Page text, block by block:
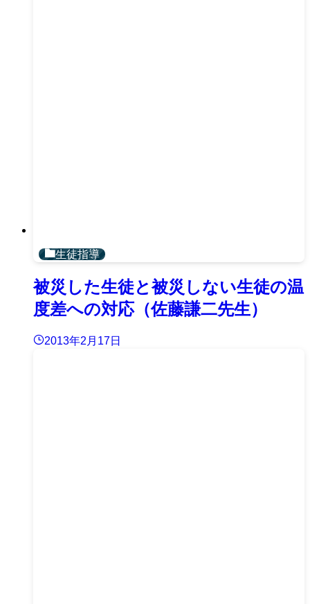
生徒指導
被災した生徒と被災しない生徒の温
度差への対応（佐藤謙二先生）
2013年2月17日